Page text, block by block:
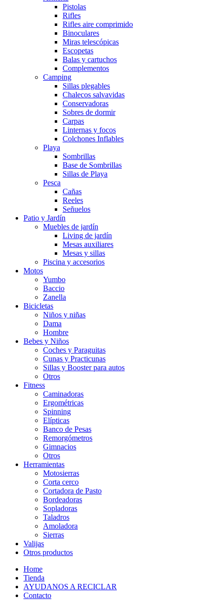
Pistolas
Rifles
Rifles aire comprimido
Binoculares
Miras telescópicas
Escopetas
Balas y cartuchos
Complementos
Camping
Sillas plegables
Chalecos salvavidas
Conservadoras
Sobres de dormir
Carpas
Linternas y focos
Colchones Inflables
Playa
Sombrillas
Base de Sombrillas
Sillas de Playa
Pesca
Cañas
Reeles
Señuelos
Patio y Jardín
Muebles de jardín
Living de jardín
Mesas auxiliares
Mesas y sillas
Piscina y accesorios
Motos
Yumbo
Baccio
Zanella
Bicicletas
Niños y niñas
Dama
Hombre
Bebes y Niños
Coches y Paraguitas
Cunas y Practicunas
Sillas y Booster para autos
Otros
Fitness
Caminadoras
Ergométricas
Spinning
Elípticas
Banco de Pesas
Remorgómetros
Gimnacios
Otros
Herramientas
Motosierras
Corta cerco
Cortadora de Pasto
Bordeadoras
Sopladoras
Taladros
Amoladora
Sierras
Valijas
Otros productos
Home
Tienda
AYUDANOS A RECICLAR
Contacto